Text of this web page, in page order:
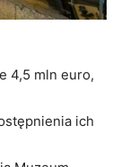
4,5 mln euro,
ich